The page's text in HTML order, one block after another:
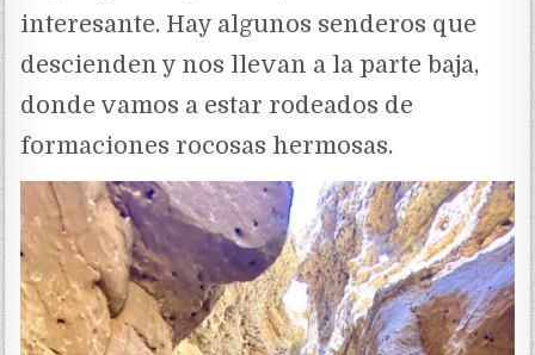
interesante. Hay algunos senderos que
descienden y nos llevan a la parte baja,
donde vamos a estar rodeados de
formaciones rocosas hermosas.